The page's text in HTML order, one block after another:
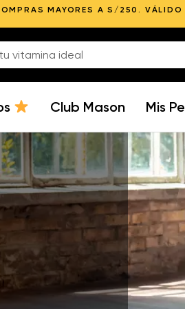
MAYORES A S/250.
Club Mason Mis